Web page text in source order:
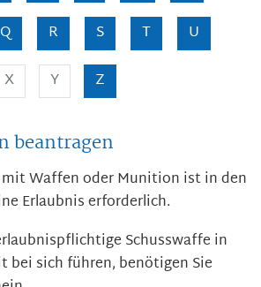
Q R S T
U
X Y Z
beantragen
mit Waffen oder Munition ist in den
Erlaubnis erforderlich.
Schusswaffe in
bei sich führen, benötigen Sie